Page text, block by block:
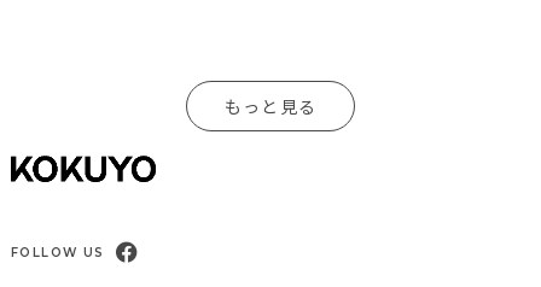
もっと見る
FOLLOW US